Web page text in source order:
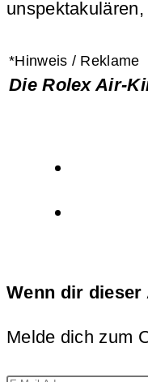
*Hinweis / Reklame
Die Rolex Air-
Wenn dir
Melde dich zum